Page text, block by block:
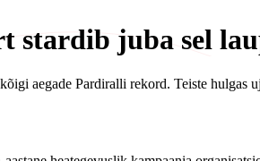
stardib juba sel
aegade Pardiralli rekord. Teiste hulgas